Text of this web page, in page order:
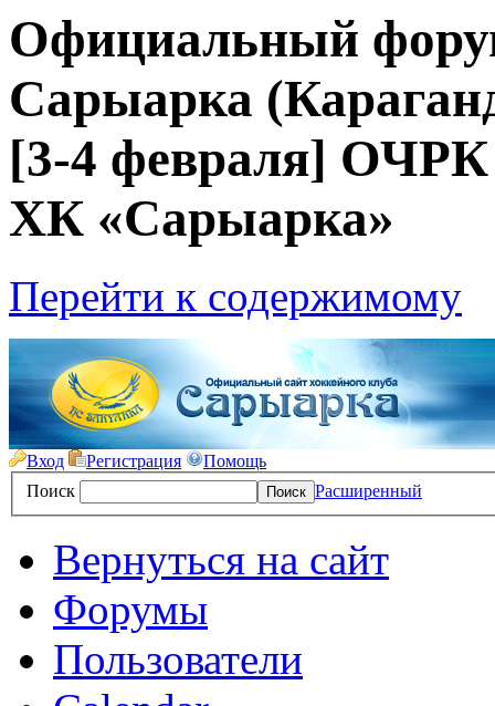
Официальный
Сарыарка
[3-4 февраля]
ХК «Сарыарка»
Перейти к содержимому
Вход Регистрация
Помощь
Поиск
Расширенный
Вернуться на сайт
Форумы
Пользователи